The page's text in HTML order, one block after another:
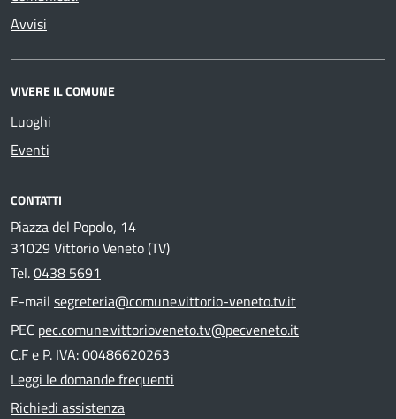
Avvisi
VIVERE IL COMUNE
Luoghi
Eventi
CONTATTI
Piazza del Popolo, 14
31029 Vittorio Veneto (TV)
Tel.0438 5691
E-mail segreteria@comune.vittorio-veneto.tv.it
PEC pec.comune.vittorioveneto.tv@pecveneto.it
C.F e P. IVA: 00486620263
Leggi le domande frequenti
Richiedi assistenza